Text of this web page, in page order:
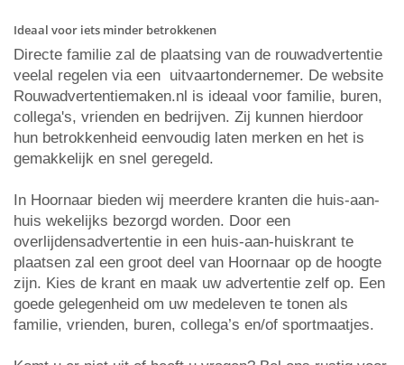
Ideaal voor iets minder betrokkenen
Directe familie zal de plaatsing van de rouwadvertentie
veelal regelen via een uitvaartondernemer. De website
Rouwadvertentiemaken.nl is ideaal voor familie, buren,
collega's, vrienden en bedrijven. Zij kunnen hierdoor
hun betrokkenheid eenvoudig laten merken en het is
gemakkelijk en snel geregeld.
In Hoornaar bieden wij meerdere kranten die huis-aan-
huis wekelijks bezorgd worden. Door een
overlijdensadvertentie in een huis-aan-huiskrant te
plaatsen zal een groot deel van Hoornaar op de hoogte
zijn. Kies de krant en maak uw advertentie zelf op. Een
goede gelegenheid om uw medeleven te tonen als
familie, vrienden, buren, collega’s en/of sportmaatjes.